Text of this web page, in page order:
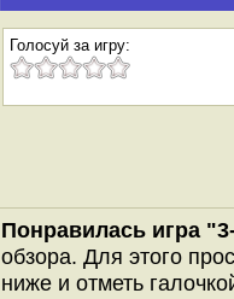
Голосуй за игру:
Понравилась игра
обзора. Для этого
ниже и отметь